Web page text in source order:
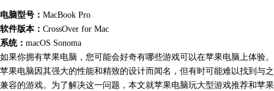
电脑型号： MacBook Pro
软件版本： CrossOver for Mac
系统： macOS Sonoma
如果你拥有苹果电脑，您可能会好奇有哪些游戏可以在苹果电脑上体验。
苹果电脑因其强大的性能和精致的设计而闻名，但有时可能难以找到与之
兼容的游戏。为了解决这一问题，本文就苹果电脑玩大型游戏推荐和苹果